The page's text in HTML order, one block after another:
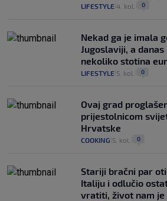
LIFESTYLE 4. kol. 0
Nekad ga je imala
Jugoslaviji, a
nekoliko stotina
LIFESTYLE 5. kol. 0
Ovaj grad
prijestolnicom
Hrvatske
COOKING 5. kol. 0
Stariji bračni par
Italiju i odlučio
vratiti, život nam je